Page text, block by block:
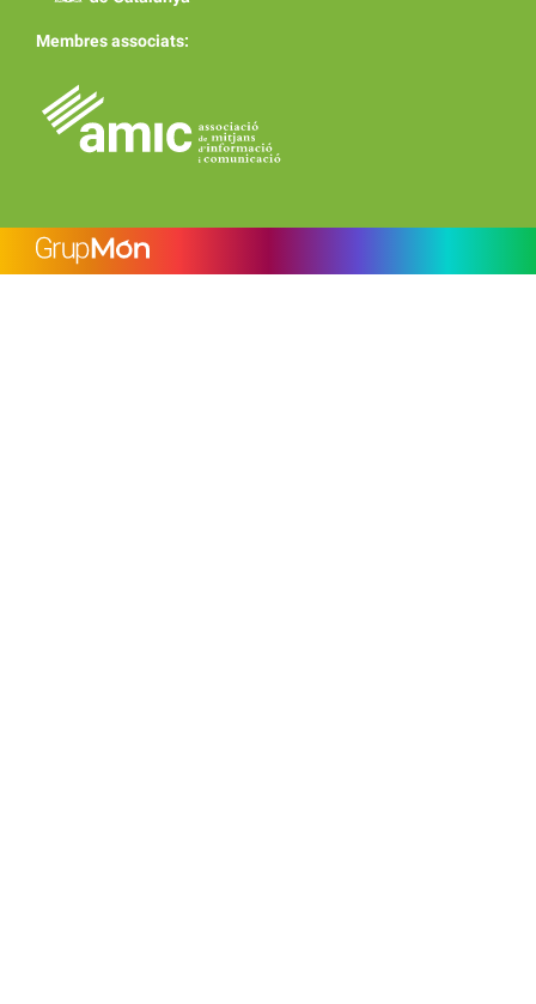
Membres associats: